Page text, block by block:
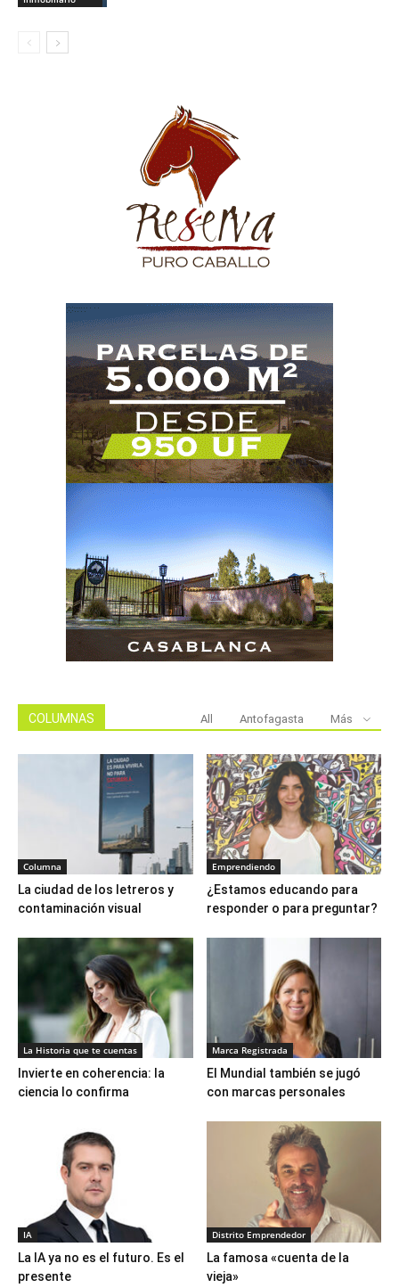
COLUMNAS All Antofagasta Más
Columna
La ciudad de los letreros y
contaminación visual
Emprendiendo
¿Estamos educando para
responder o para preguntar?
La Historia que te cuentas
Invierte en coherencia: la
ciencia lo confirma
Marca Registrada
El Mundial también se jugó
con marcas personales
IA
La IA ya no es el futuro. Es el
presente
Distrito Emprendedor
La famosa «cuenta de la
vieja»